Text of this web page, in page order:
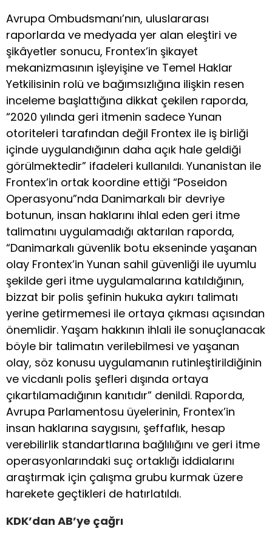
Avrupa Ombudsmanı’nın, uluslararası
raporlarda ve medyada yer alan eleştiri ve
şikâyetler sonucu, Frontex’in şikayet
mekanizmasının işleyişine ve Temel Haklar
Yetkilisinin rolü ve bağımsızlığına ilişkin resen
inceleme başlattığına dikkat çekilen raporda,
“2020 yılında geri itmenin sadece Yunan
otoriteleri tarafından değil Frontex ile iş birliği
içinde uygulandığının daha açık hale geldiği
görülmektedir” ifadeleri kullanıldı. Yunanistan ile
Frontex’in ortak koordine ettiği “Poseidon
Operasyonu”nda Danimarkalı bir devriye
botunun, insan haklarını ihlal eden geri itme
talimatını uygulamadığı aktarılan raporda,
“Danimarkalı güvenlik botu ekseninde yaşanan
olay Frontex’in Yunan sahil güvenliği ile uyumlu
şekilde geri itme uygulamalarına katıldığının,
bizzat bir polis şefinin hukuka aykırı talimatı
yerine getirmemesi ile ortaya çıkması açısından
önemlidir. Yaşam hakkının ihlali ile sonuçlanacak
böyle bir talimatın verilebilmesi ve yaşanan
olay, söz konusu uygulamanın rutinleştirildiğinin
ve vicdanlı polis şefleri dışında ortaya
çıkartılamadığının kanıtıdır” denildi. Raporda,
Avrupa Parlamentosu üyelerinin, Frontex’in
insan haklarına saygısını, şeffaflık, hesap
verebilirlik standartlarına bağlılığını ve geri itme
operasyonlarındaki suç ortaklığı iddialarını
araştırmak için çalışma grubu kurmak üzere
harekete geçtikleri de hatırlatıldı.
KDK’dan AB’ye çağrı